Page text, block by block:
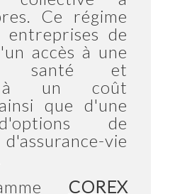
Ce régime
entreprises de
accès à une
santé et
à un coût
que d'une
de
vie
COREX